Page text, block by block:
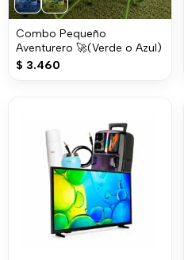
Combo Pequeño
Aventurero 🚀(Verde o Azul)
$ 3.460